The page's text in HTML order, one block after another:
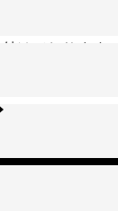
けております。
AMEX